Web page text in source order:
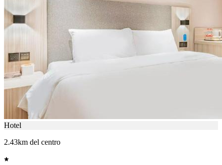
Hotel
2.43km del centro